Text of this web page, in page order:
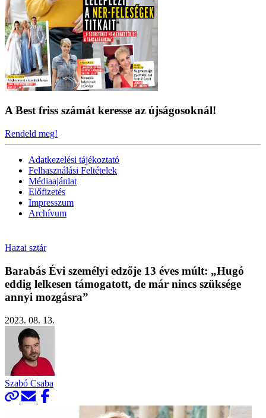
A Best friss számát keresse az újságosoknál!
Rendeld meg!
Adatkezelési tájékoztató
Felhasználási Feltételek
Médiaajánlat
Előfizetés
Impresszum
Archívum
Hazai sztár
Barabás Évi személyi edzője 13 éves múlt: „Hugó
eddig lelkesen támogatott, de már nincs szüksége
annyi mozgásra”
2023. 08. 13.
Szabó Csaba